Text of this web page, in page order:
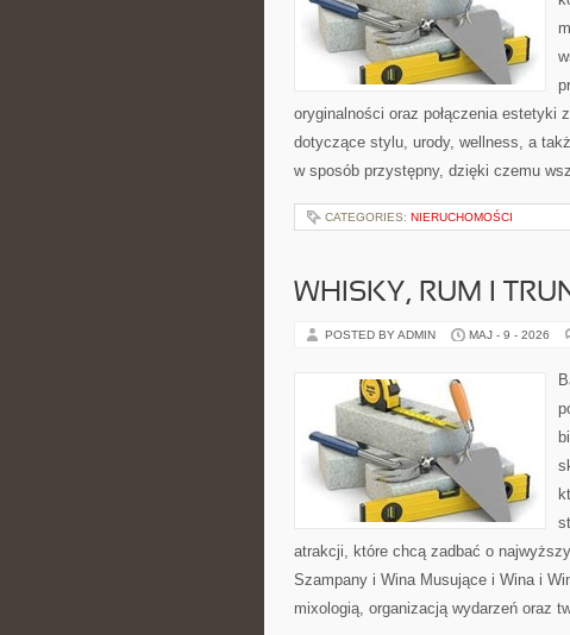
oryginalności oraz połączenia estetyki
dotyczące stylu, urody, wellness, a
w sposób przystępny, dzięki czemu
CATEGORIES: NIERUCHOMOŚCI
WHISKY, RUM I
POSTED BY ADMIN MAJ - 9 - 2026
atrakcji, które chcą zadbać o
Szampany i Wina Musujące i Wina i
mixologią, organizacją wydarzeń oraz